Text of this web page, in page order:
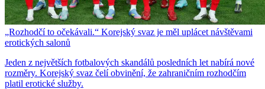
„Rozhodčí to očekávali.“ Korejský svaz je měl uplácet návštěvami
erotických salonů
Jeden z největších fotbalových skandálů posledních let nabírá nové
rozměry. Korejský svaz čelí obvinění, že zahraničním rozhodčím
platil erotické služby.